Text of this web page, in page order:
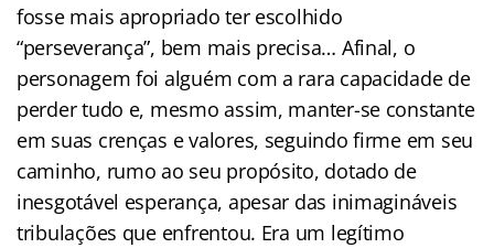
fosse mais apropriado ter escolhido
“perseverança”, bem mais precisa… Afinal, o
personagem foi alguém com a rara capacidade de
perder tudo e, mesmo assim, manter-se constante
em suas crenças e valores, seguindo firme em seu
caminho, rumo ao seu propósito, dotado de
inesgotável esperança, apesar das inimagináveis
tribulações que enfrentou. Era um legítimo